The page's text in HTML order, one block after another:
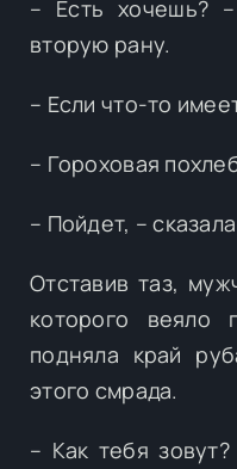
– Есть хочешь?
вторую рану.
– Если что-то
– Гороховая
– Пойдет, –
Отставив таз,
которого веяло
подняла край
этого смрада.
– Как тебя